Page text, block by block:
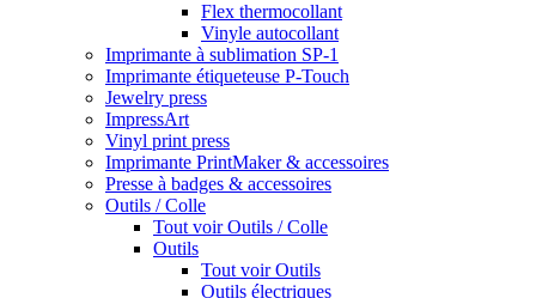
Flex thermocollant
Vinyle autocollant
Imprimante à sublimation SP-1
Imprimante étiqueteuse P-Touch
Jewelry press
ImpressArt
Vinyl print press
Imprimante PrintMaker & accessoires
Presse à badges & accessoires
Outils / Colle
Tout voir Outils / Colle
Outils
Tout voir Outils
Outils électriques